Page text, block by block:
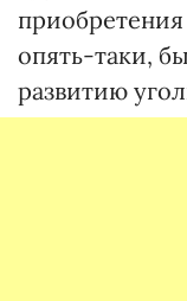
приобретения
опять-таки,
развитию